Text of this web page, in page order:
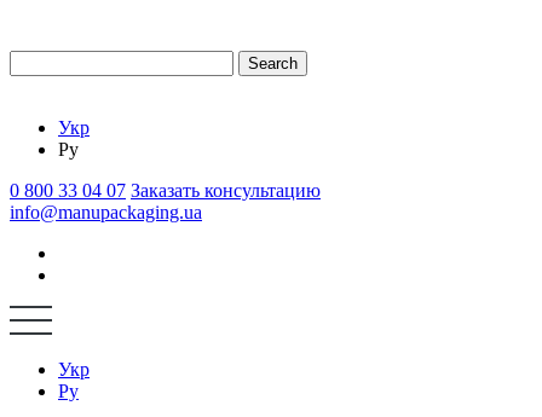
Search
Укр
Ру
0 800 33 04 07 Заказать консультацию
info@manupackaging.ua
Укр
Ру